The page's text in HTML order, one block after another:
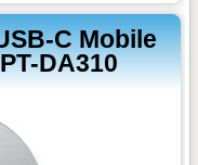
C Mobile
DA310